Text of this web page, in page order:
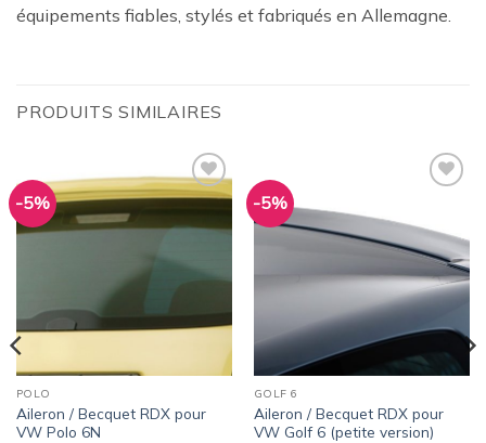
équipements fiables, stylés et fabriqués en Allemagne.
PRODUITS SIMILAIRES
-5%
Ajouter
wishlist
POLO
Aileron / Becquet RDX pour
VW Polo 6N
-5%
wishlist
GOLF 6
Aileron / Becquet RDX pour
VW Golf 6 (petite version)